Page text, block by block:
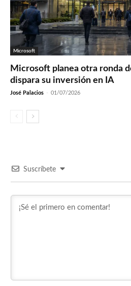
Microsoft
Microsoft planea otra ronda
dispara su inversión en IA
José Palacios - 01/07/2026
Suscríbete